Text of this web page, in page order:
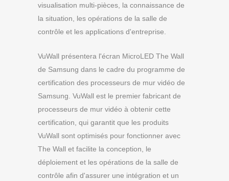
visualisation multi-pièces, la connaissance de
la situation, les opérations de la salle de
contrôle et les applications d'entreprise.
VuWall présentera l'écran MicroLED The Wall
de Samsung dans le cadre du programme de
certification des processeurs de mur vidéo de
Samsung. VuWall est le premier fabricant de
processeurs de mur vidéo à obtenir cette
certification, qui garantit que les produits
VuWall sont optimisés pour fonctionner avec
The Wall et facilite la conception, le
déploiement et les opérations de la salle de
contrôle afin d'assurer une intégration et un